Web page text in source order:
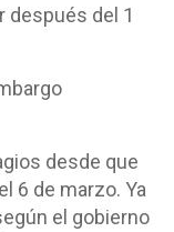
después del 1
desde que
6 de marzo. Ya
el gobierno